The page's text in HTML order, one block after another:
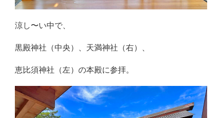
涼し〜い中で、
黒殿神社（中央）、天満神社（右）、
恵比須神社（左）の本殿に参拝。